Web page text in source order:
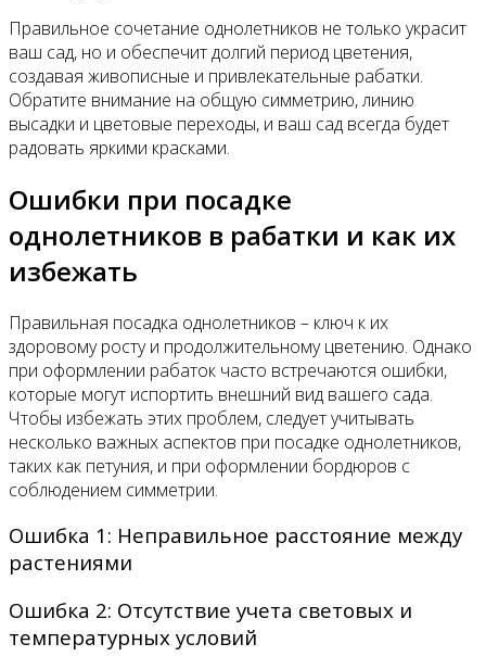
Правильное сочетание однолетников не только украсит
ваш сад, но и обеспечит долгий период цветения,
создавая живописные и привлекательные рабатки.
Обратите внимание на общую симметрию, линию
высадки и цветовые переходы, и ваш сад всегда будет
радовать яркими красками.
Ошибки при посадке
однолетников в рабатки и как их
избежать
Правильная посадка однолетников – ключ к их
здоровому росту и продолжительному цветению. Однако
при оформлении рабаток часто встречаются ошибки,
которые могут испортить внешний вид вашего сада.
Чтобы избежать этих проблем, следует учитывать
несколько важных аспектов при посадке однолетников,
таких как петуния, и при оформлении бордюров с
соблюдением симметрии.
Ошибка 1: Неправильное расстояние между
растениями
Ошибка 2: Отсутствие учета световых и
температурных условий